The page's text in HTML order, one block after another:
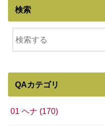
検索
QAカテゴリ
01 ヘナ (170)